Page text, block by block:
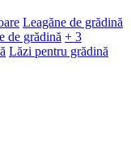
Leagăne de grădină
de grădină + 3
Lăzi pentru grădină